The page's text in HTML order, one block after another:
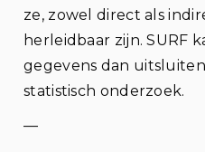
ze, zowel direct als
herleidbaar zijn. SURF
gegevens dan
statistisch onderzoek.
—